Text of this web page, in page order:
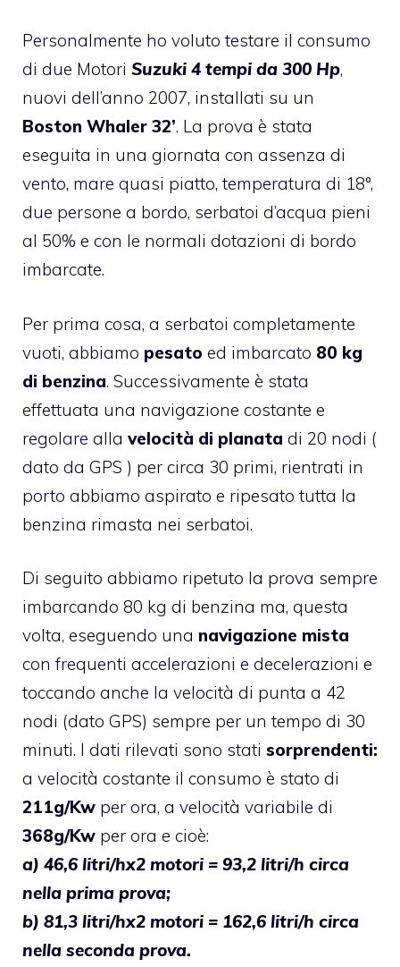
Personalmente ho voluto testare il consumo
di due Motori Suzuki 4 tempi da 300 Hp,
nuovi dell’anno 2007, installati su un
Boston Whaler 32’. La prova è stata
eseguita in una giornata con assenza di
vento, mare quasi piatto, temperatura di 18°,
due persone a bordo, serbatoi d’acqua pieni
al 50% e con le normali dotazioni di bordo
imbarcate.
Per prima cosa, a serbatoi completamente
vuoti, abbiamo pesato ed imbarcato 80 kg
di benzina. Successivamente è stata
effettuata una navigazione costante e
regolare alla velocità di planata di 20 nodi (
dato da GPS ) per circa 30 primi, rientrati in
porto abbiamo aspirato e ripesato tutta la
benzina rimasta nei serbatoi.
Di seguito abbiamo ripetuto la prova sempre
imbarcando 80 kg di benzina ma, questa
volta, eseguendo una navigazione mista
con frequenti accelerazioni e decelerazioni e
toccando anche la velocità di punta a 42
nodi (dato GPS) sempre per un tempo di 30
minuti. I dati rilevati sono stati sorprendenti:
a velocità costante il consumo è stato di
211g/Kw per ora, a velocità variabile di
368g/Kw per ora e cioè:
a) 46,6 litri/hx2 motori = 93,2 litri/h circa
nella prima prova;
b) 81,3 litri/hx2 motori = 162,6 litri/h circa
nella seconda prova.